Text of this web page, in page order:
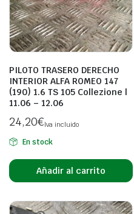
PILOTO TRASERO DERECHO
INTERIOR ALFA ROMEO 147
(190) 1.6 TS 105 Collezione |
11.06 – 12.06
24,20€Iva incluido
En stock
Añadir al carrito